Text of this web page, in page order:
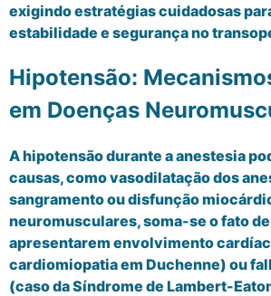
exigindo estratégias cuidadosas
estabilidade e segurança no
Hipotensão:
em Doenças
A hipotensão durante a anestesia
causas, como vasodilatação dos
sangramento ou disfunção
neuromusculares, soma-se o fato
apresentarem envolvimento
cardiomiopatia em Duchenne) ou
(caso da Síndrome de Lambert-